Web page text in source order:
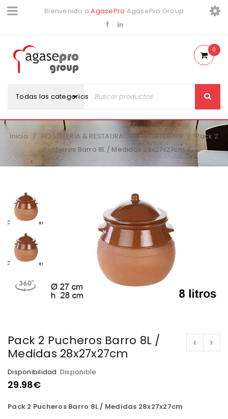
Bienvenido aAgasePro AgasePro Group
Todas las categorias
0
Inicio / HOSTELERÍA & RESTAURACIÓN & CATERING /
Pack 2
Pucheros Barro 8L / Medidas 28x27x27cm
Pack 2 Pucheros Barro 8L /
Medidas 28x27x27cm
Disponibilidad Disponible
29.98€
Pack 2 Pucheros Barro 8L / Medidas 28x27x27cm